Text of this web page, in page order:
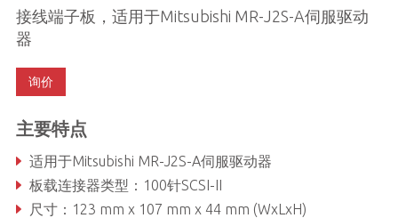
接线端子板，适用于Mitsubishi MR-J2S-A伺服驱动
器
询价
主要特点
适用于Mitsubishi MR-J2S-A伺服驱动器
板载连接器类型：100针SCSI-II
尺寸：123 mm x 107 mm x 44 mm (WxLxH)